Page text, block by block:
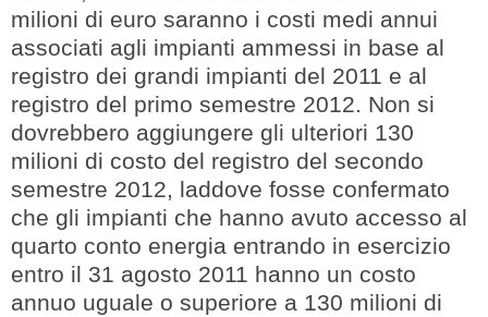
milioni di euro saranno i costi medi annui
associati agli impianti ammessi in base al
registro dei grandi impianti del 2011 e al
registro del primo semestre 2012. Non si
dovrebbero aggiungere gli ulteriori 130
milioni di costo del registro del secondo
semestre 2012, laddove fosse confermato
che gli impianti che hanno avuto accesso al
quarto conto energia entrando in esercizio
entro il 31 agosto 2011 hanno un costo
annuo uguale o superiore a 130 milioni di